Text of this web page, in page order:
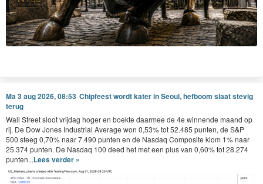
Ma 3 aug 2026, 08:53 Chipfeest wordt kater in Seoul, hefboom slaat stevig
terug
Wall Street sloot vrijdag hoger en boekte daarmee de 4e winnende maand op
rij. De Dow Jones Industrial Average won 0,53% tot 52.485 punten, de S&P
500 steeg 0,70% naar 7.490 punten en de Nasdaq Composite klom 1% naar
25.374 punten. De Nasdaq 100 deed het met een plus van 0,60% tot 28.274
punten...Lees verder »